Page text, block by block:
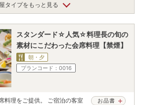
タイプをもっと見る
スタンダード☆人気☆料理長の旬の
素材にこだわった会席料理【禁煙】
朝・夕
プランコード： 0016
料理をご提供。 ご宿泊の客室
お品書